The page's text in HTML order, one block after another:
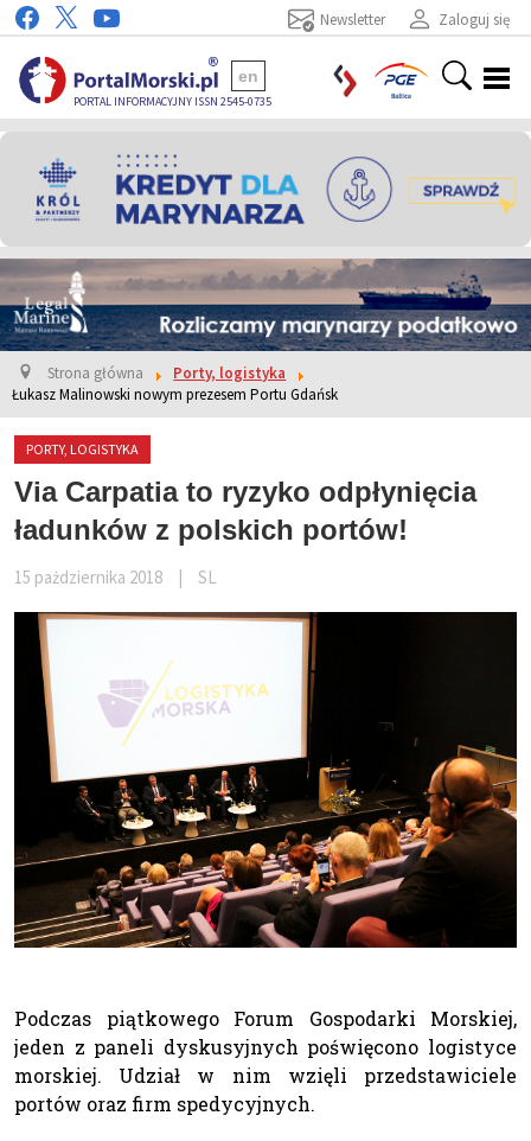
Zaloguj się
Newsletter
PORTAL INFORMACYJNY ISSN 2545-0735
en
Strona główna
Porty, logistyka
Łukasz Malinowski nowym prezesem Portu Gdańsk
PORTY, LOGISTYKA
Via Carpatia to ryzyko odpłynięcia
ładunków z polskich portów!
15 pażdziernika 2018 SL
Podczas piątkowego Forum Gospodarki Morskiej,
jeden z paneli dyskusyjnych poświęcono logistyce
morskiej. Udział w nim wzięli przedstawiciele
portów oraz firm spedycyjnych.